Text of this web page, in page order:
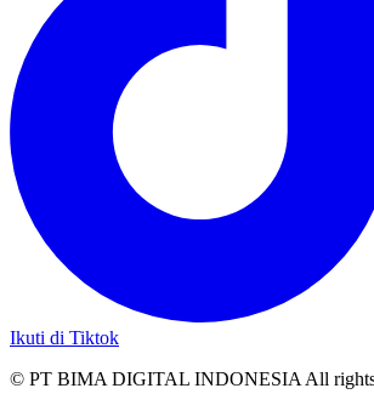
Ikuti di Tiktok
© PT BIMA DIGITAL INDONESIA All rights